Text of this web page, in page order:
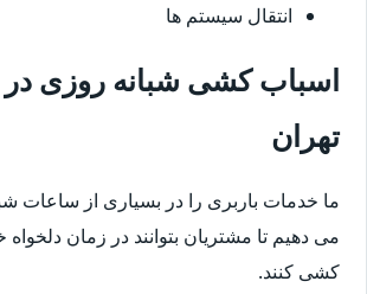
انتقال سیستم ها
اسباب کشی شبانه روزی در
تهران
ما خدمات باربری را در بسیاری از ساعات
می دهیم تا مشتریان بتوانند در زمان
کشی کنند.